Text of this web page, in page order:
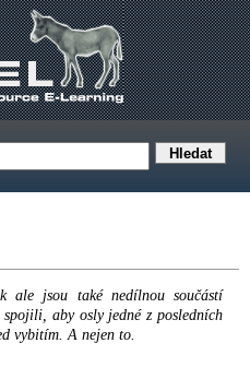
ale jsou také nedílnou součástí
aby osly jedné z posledních
vybitím. A nejen to.